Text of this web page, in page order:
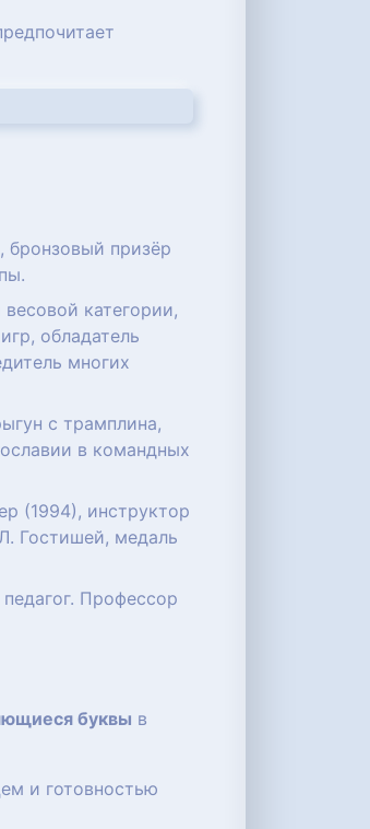
бронзовый призёр
обладатель
многих
с трамплина,
в командных
(1994), инструктор
Гостишей, медаль
Профессор
буквы в
и готовностью